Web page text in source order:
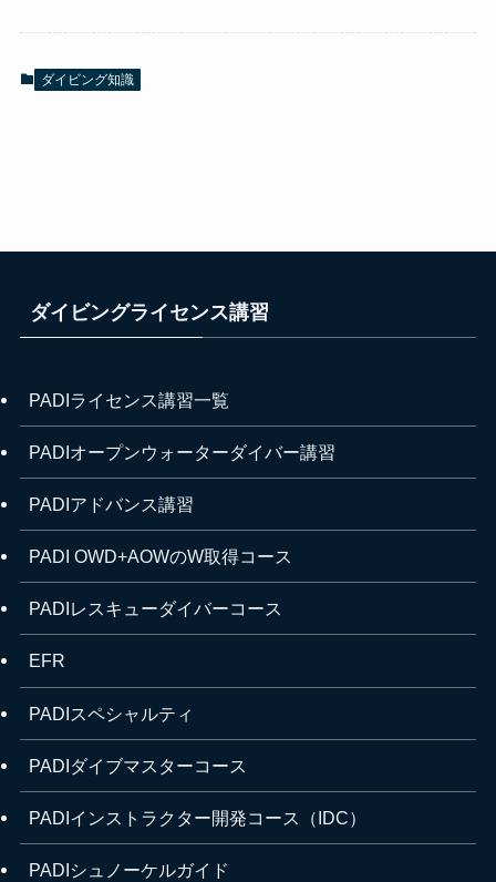
ダイビング知識
ダイビングライセンス講習
PADIライセンス講習一覧
PADIオープンウォーターダイバー講習
PADIアドバンス講習
PADI OWD+AOWのW取得コース
PADIレスキューダイバーコース
EFR
PADIスペシャルティ
PADIダイブマスターコース
PADIインストラクター開発コース（IDC）
PADIシュノーケルガイド